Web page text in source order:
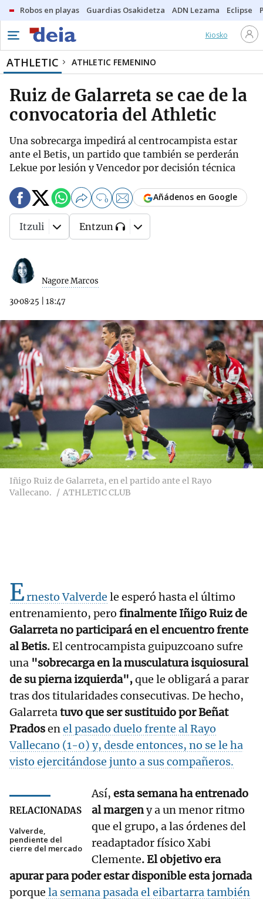
Robos en playas Guardias Osakidetza ADN Lezama Eclipse
Kiosko
ATHLETIC ATHLETIC FEMENINO
Ruiz de Galarreta se cae de la
convocatoria del Athletic
Una sobrecarga impedirá al centrocampista estar
ante el Betis, un partido que también se perderán
Lekue por lesión y Vencedor por decisión técnica
Nagore Marcos
30·08·25 18:47
0 Añádenos en Google
Itzuli Entzun
Iñigo Ruiz de Galarreta, en el partido ante el Rayo
Vallecano.
ATHLETIC CLUB
Ernesto Valverde le esperó hasta el último
entrenamiento, pero finalmente Iñigo Ruiz de
Galarreta no participará en el encuentro frente
al Betis.El centrocampista guipuzcoano sufre
una "sobrecarga en la musculatura isquiosural
de su pierna izquierda",que le obligará a parar
tras dos titularidades consecutivas. De hecho,
Galarretatuvo que ser sustituido por Beñat
Pradosenel pasado duelo frente al Rayo
Vallecano (1-0) y, desde entonces, no se le ha
visto ejercitándose junto a sus compañeros.
RELACIONADAS
Valverde,
pendiente del
cierre del mercado
Así, esta semana ha entrenado
al margeny a un menor ritmo
que el grupo, a las órdenes del
readaptador físico Xabi
Clemente. El objetivo era
apurar para poder estar disponible esta jornada
porque la semana pasada el eibartarra también